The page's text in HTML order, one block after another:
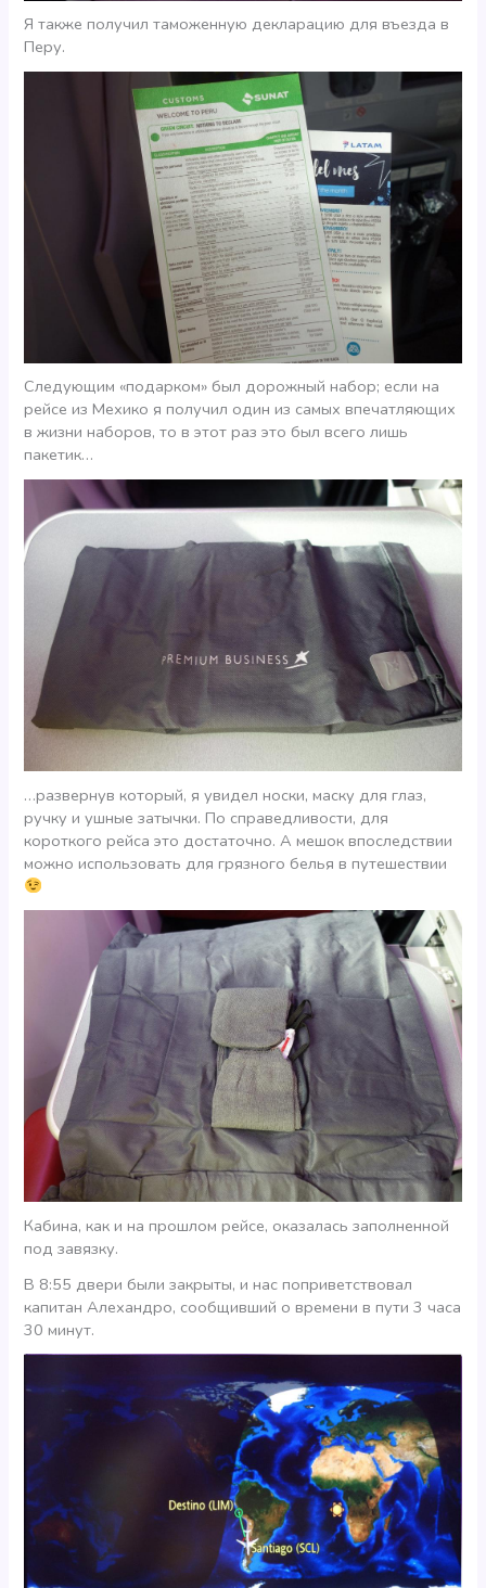
Я также получил таможенную декларацию для въезда в
Перу.
Следующим «подарком» был дорожный набор; если на
рейсе из Мехико я получил один из самых впечатляющих
в жизни наборов, то в этот раз это был всего лишь
пакетик…
…развернув который, я увидел носки, маску для глаз,
ручку и ушные затычки. По справедливости, для
короткого рейса это достаточно. А мешок впоследствии
можно использовать для грязного белья в путешествии
Кабина, как и на прошлом рейсе, оказалась заполненной
под завязку.
В 8:55 двери были закрыты, и нас поприветствовал
капитан Алехандро, сообщивший о времени в пути 3 часа
30 минут.